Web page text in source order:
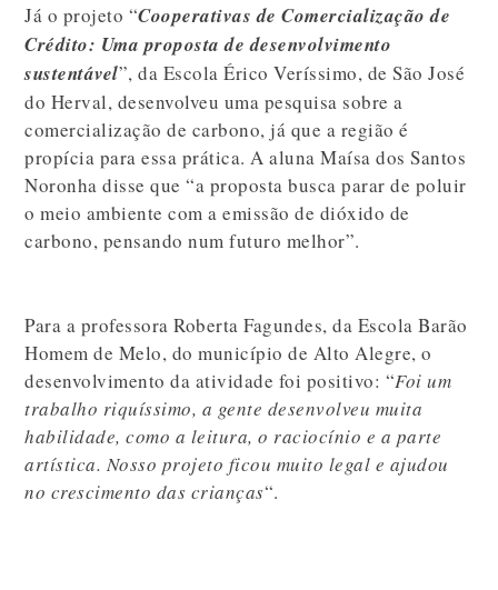
Já o projeto “Cooperativas de Comercialização de
Crédito: Uma proposta de desenvolvimento
sustentável”, da Escola Érico Veríssimo, de São José
do Herval, desenvolveu uma pesquisa sobre a
comercialização de carbono, já que a região é
propícia para essa prática. A aluna Maísa dos Santos
Noronha disse que “a proposta busca parar de poluir
o meio ambiente com a emissão de dióxido de
carbono, pensando num futuro melhor”.
Para a professora Roberta Fagundes, da Escola Barão
Homem de Melo, do município de Alto Alegre, o
desenvolvimento da atividade foi positivo: “Foi um
trabalho riquíssimo, a gente desenvolveu muita
habilidade, como a leitura, o raciocínio e a parte
artística. Nosso projeto ficou muito legal e ajudou
no crescimento das crianças“.